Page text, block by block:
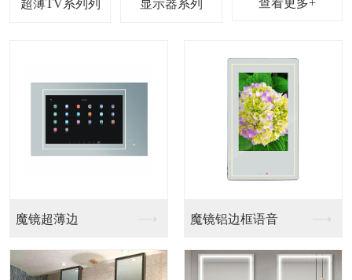
超薄TV系列 显示器系列
魔镜超薄边 魔镜铝边框语音